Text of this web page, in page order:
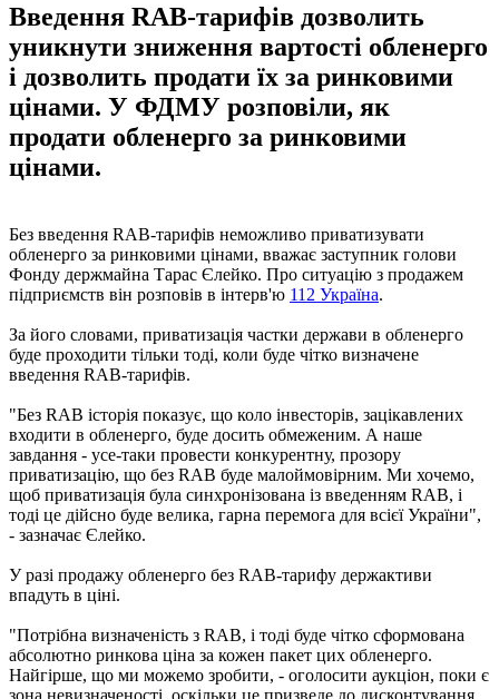
Введення RAB-тарифів дозволить
уникнути зниження вартості обленерго
і дозволить продати їх за ринковими
цінами. У ФДМУ розповіли, як
продати обленерго за ринковими
цінами.
Без введення RAB-тарифів неможливо приватизувати
обленерго за ринковими цінами, вважає заступник голови
Фонду держмайна Тарас Єлейко. Про ситуацію з продажем
підприємств він розповів в інтерв'ю 112 Україна.
За його словами, приватизація частки держави в обленерго
буде проходити тільки тоді, коли буде чітко визначене
введення RAB-тарифів.
"Без RAB історія показує, що коло інвесторів, зацікавлених
входити в обленерго, буде досить обмеженим. А наше
завдання - усе-таки провести конкурентну, прозору
приватизацію, що без RAB буде малоймовірним. Ми хочемо,
щоб приватизація була синхронізована із введенням RAB, і
тоді це дійсно буде велика, гарна перемога для всієї України",
- зазначає Єлейко.
У разі продажу обленерго без RAB-тарифу держактиви
впадуть в ціні.
"Потрібна визначеність з RAB, і тоді буде чітко сформована
абсолютно ринкова ціна за кожен пакет цих обленерго.
Найгірше, що ми можемо зробити, - оголосити аукціон, поки є
зона невизначеності, оскільки це призведе до дисконтування